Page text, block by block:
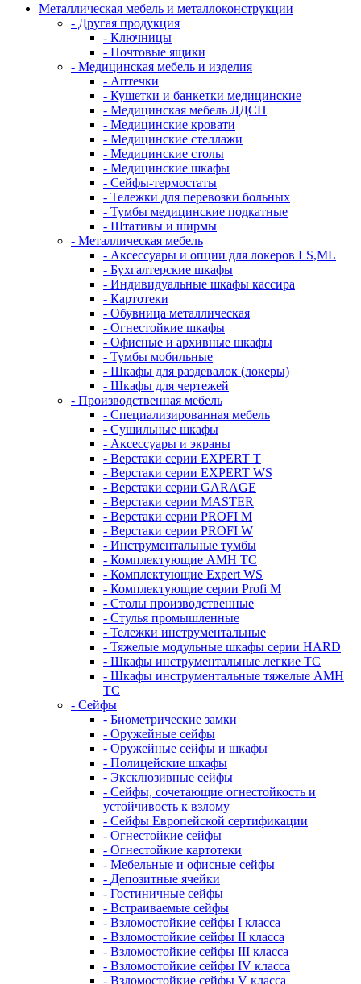
Металлическая мебель и металлоконструкции
- Другая продукция
- Ключницы
- Почтовые ящики
- Медицинская мебель и изделия
- Аптечки
- Кушетки и банкетки медицинские
- Медицинская мебель ЛДСП
- Медицинские кровати
- Медицинские стеллажи
- Медицинские столы
- Медицинские шкафы
- Сейфы-термостаты
- Тележки для перевозки больных
- Тумбы медицинские подкатные
- Штативы и ширмы
- Металлическая мебель
- Аксессуары и опции для локеров LS,ML
- Бухгалтерские шкафы
- Индивидуальные шкафы кассира
- Картотеки
- Обувница металлическая
- Огнестойкие шкафы
- Офисные и архивные шкафы
- Тумбы мобильные
- Шкафы для раздевалок (локеры)
- Шкафы для чертежей
- Производственная мебель
- Cпециализированная мебель
- Cушильные шкафы
- Аксессуары и экраны
- Верстаки серии EXPERT T
- Верстаки серии EXPERT WS
- Верстаки серии GARAGE
- Верстаки серии MASTER
- Верстаки серии PROFI M
- Верстаки серии PROFI W
- Инструментальные тумбы
- Комплектующие AMH TC
- Комплектующие Expert WS
- Комплектующие серии Profi M
- Столы производственные
- Стулья промышленные
- Тележки инструментальные
- Тяжелые модульные шкафы серии HARD
- Шкафы инструментальные легкие ТС
- Шкафы инструментальные тяжелые AMH
TC
- Сейфы
- Биометрические замки
- Оружейные сейфы
- Оружейные сейфы и шкафы
- Полицейские шкафы
- Эксклюзивные сейфы
- Сейфы, сочетающие огнестойкость и
устойчивость к взлому
- Сейфы Европейской сертификации
- Огнестойкие сейфы
- Огнестойкие картотеки
- Мебельные и офисные сейфы
- Депозитные ячейки
- Гостиничные сейфы
- Встраиваемые сейфы
- Взломостойкие сейфы I класса
- Взломостойкие сейфы II класса
- Взломостойкие сейфы III класса
- Взломостойкие сейфы IV класса
- Взломостойкие сейфы V класса